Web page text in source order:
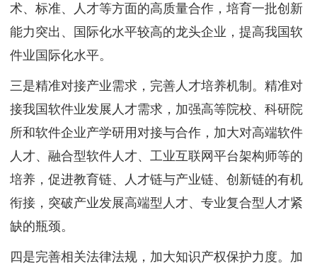
术、标准、人才等方面的高质量合作，培育一批创新
能力突出、国际化水平较高的龙头企业，提高我国软
件业国际化水平。
三是精准对接产业需求，完善人才培养机制。精准对
接我国软件业发展人才需求，加强高等院校、科研院
所和软件企业产学研用对接与合作，加大对高端软件
人才、融合型软件人才、工业互联网平台架构师等的
培养，促进教育链、人才链与产业链、创新链的有机
衔接，突破产业发展高端型人才、专业复合型人才紧
缺的瓶颈。
四是完善相关法律法规，加大知识产权保护力度。加